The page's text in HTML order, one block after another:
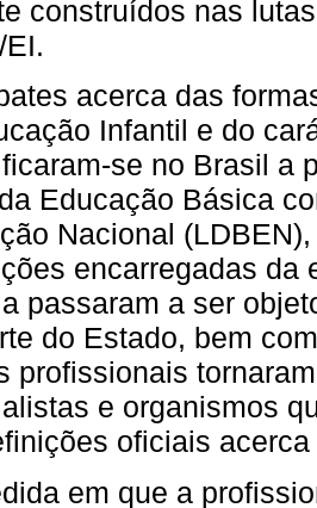
construídos nas
EI.
acerca das
Infantil e do
se no Brasil a
Educação Básica
Nacional
encarregadas da
passaram a ser
do Estado, bem
profissionais
e organismos
oficiais
em que a